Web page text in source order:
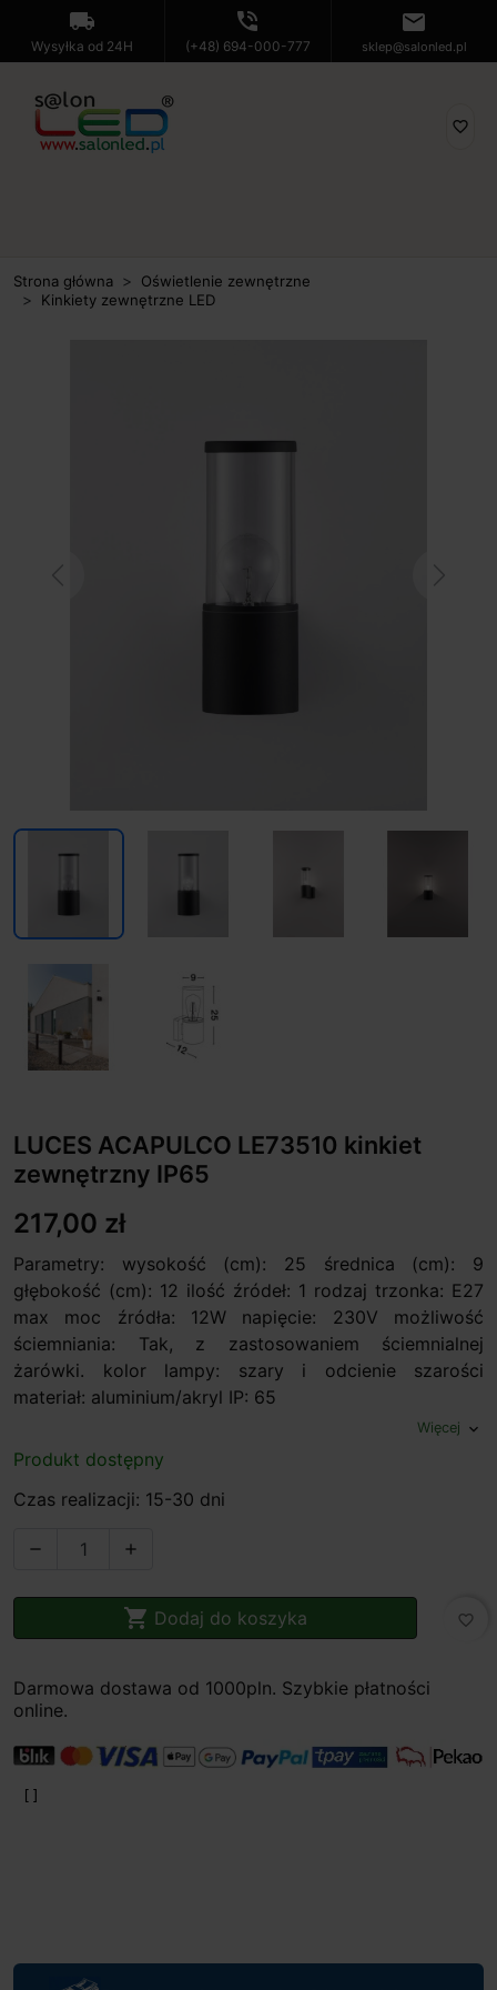
local_shipping
Wysyłka od 24H
phone_in_talk
(+48) 694-000-777
mail
sklep@salonled.pl
favorite_border
Strona główna
Oświetlenie zewnętrzne
Kinkiety zewnętrzne LED
LUCES ACAPULCO LE73510 kinkiet
zewnętrzny IP65
217,00 zł
Parametry: wysokość (cm): 25 średnica (cm): 9
głębokość (cm): 12 ilość źródeł: 1 rodzaj trzonka: E27
max moc źródła: 12W napięcie: 230V możliwość
ściemniania: Tak, z zastosowaniem ściemnialnej
żarówki. kolor lampy: szary i odcienie szarości
materiał: aluminium/akryl IP: 65
Więcej expand_more
Produkt dostępny
Czas realizacji: 15-30 dni
 
 Dodaj do koszyka favorite_border
Darmowa dostawa od 1000pln. Szybkie płatności
online.